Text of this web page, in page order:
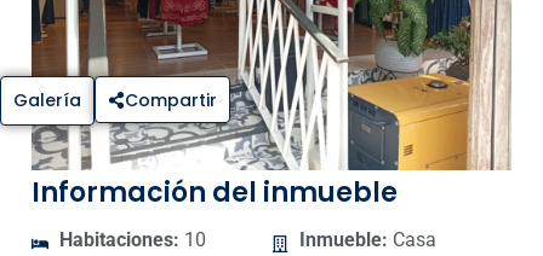
Galería Compartir
Información del inmueble
Habitaciones: 10
Inmueble: Casa